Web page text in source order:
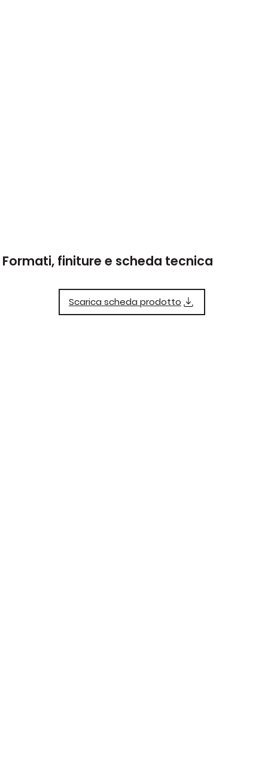
Formati, finiture e scheda tecnica
Scarica scheda prodotto